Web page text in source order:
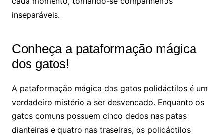
inseparáveis.
Conheça a pataformação mágica
dos gatos!
A pataformação mágica dos gatos polidáctilos é um
verdadeiro mistério a ser desvendado. Enquanto os
gatos comuns possuem cinco dedos nas patas
dianteiras e quatro nas traseiras, os polidáctilos